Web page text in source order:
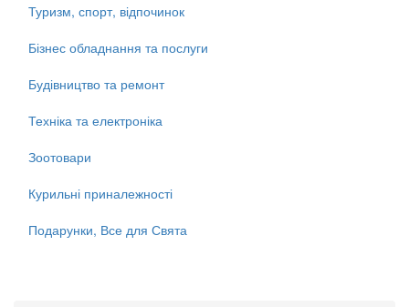
Туризм, спорт, відпочинок
Бізнес обладнання та послуги
Будівництво та ремонт
Техніка та електроніка
Зоотовари
Курильні приналежності
Подарунки, Все для Свята